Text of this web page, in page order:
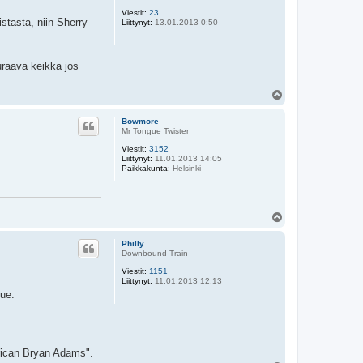
Viestit: 23
Liittynyt: 13.01.2013 0:50
niin Sherry
keikka jos
Bowmore
Mr Tongue Twister
Viestit: 3152
Liittynyt: 11.01.2013 14:05
Paikkakunta: Helsinki
Philly
Downbound Train
Viestit: 1151
Liittynyt: 11.01.2013 12:13
Bryan Adams".